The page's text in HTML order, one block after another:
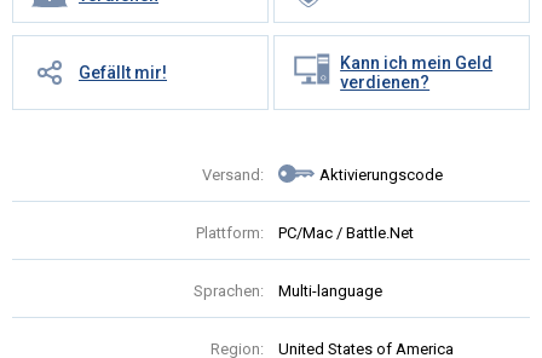
Gefällt mir!
Kann ich mein Geld
verdienen?
Versand: Aktivierungscode
Plattform: PC/Mac / Battle.Net
Sprachen: Multi-language
Region: United States of America